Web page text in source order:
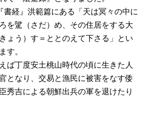
書経』洪範篇にある「天は冥々の中に
を騭（さだ）め、その住居をする大
ょう）す＝ととのえて下さる」とい
す。
ば丁度安土桃山時代の頃に生きた人
となり、交易と漁民に被害をなす倭
秀吉による朝鮮出兵の軍を退けたり